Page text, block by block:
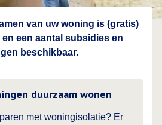
van uw woning is (gratis)
een aantal subsidies en
beschikbaar.
duurzaam wonen
met woningisolatie? Er